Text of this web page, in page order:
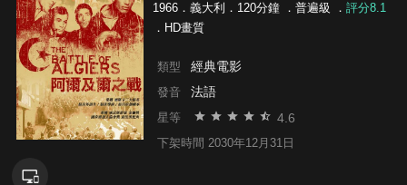
1966．義大利．120分鐘 ． 普遍級 ． 評分8.1
．HD畫質
類型 經典電影
發音 法語
星等 4.6
下架時間 2030年12月31日